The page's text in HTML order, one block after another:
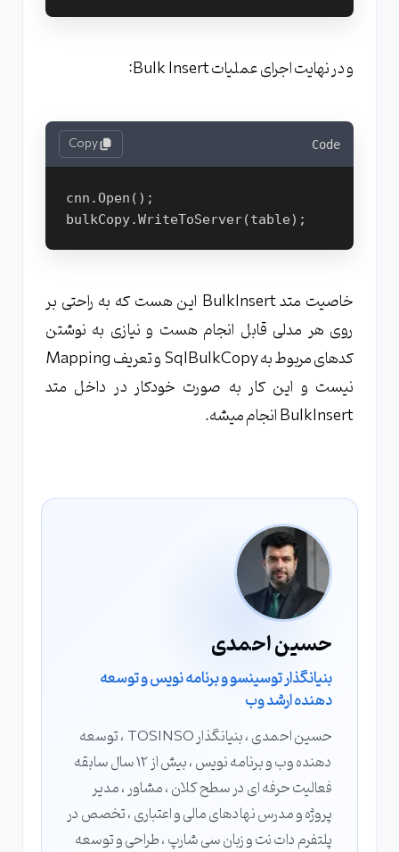
و در نهایت اجرای عملیات Bulk Insert:
Code
Copy
cnn.Open();
bulkCopy.WriteToServer(table);
خاصیت متد BulkInsert این هست که به راحتی بر
روی هر مدلی قابل انجام هست و نیازی به نوشتن
کدهای مربوط به SqlBulkCopy و تعریف Mapping
نیست و این کار به صورت خودکار در داخل متد
BulkInsert انجام میشه.
حسین احمدی
بنیانگذار توسینسو و برنامه نویس و توسعه
دهنده ارشد وب
حسین احمدی ، بنیانگذار TOSINSO ، توسعه
دهنده وب و برنامه نویس ، بیش از 12 سال سابقه
فعالیت حرفه ای در سطح کلان ، مشاور ، مدیر
پروژه و مدرس نهادهای مالی و اعتباری ، تخصص در
پلتفرم دات نت و زبان سی شارپ ، طراحی و توسعه